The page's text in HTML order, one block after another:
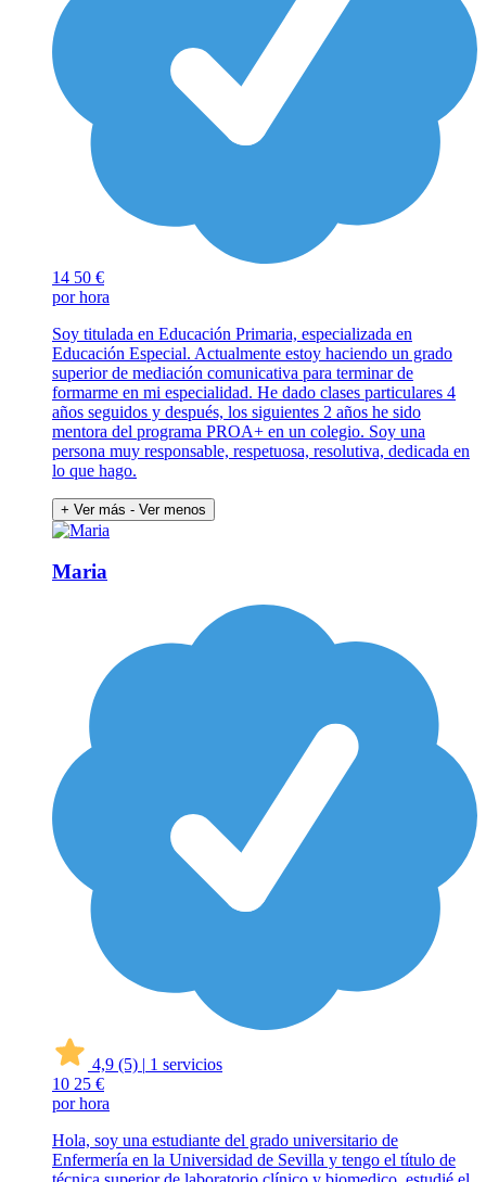
14 50 €
por hora
Soy titulada en Educación Primaria, especializada en
Educación Especial. Actualmente estoy haciendo un grado
superior de mediación comunicativa para terminar de
formarme en mi especialidad. He dado clases particulares 4
años seguidos y después, los siguientes 2 años he sido
mentora del programa PROA+ en un colegio. Soy una
persona muy responsable, respetuosa, resolutiva, dedicada en
lo que hago.
+ Ver más - Ver menos
Maria
4,9 (5) | 1 servicios
10 25 €
por hora
Hola, soy una estudiante del grado universitario de
Enfermería en la Universidad de Sevilla y tengo el título de